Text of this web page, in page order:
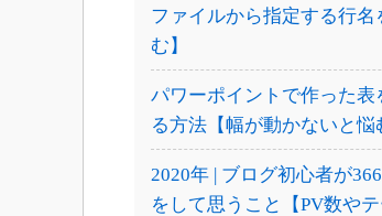
ファイルから指定する行名
む】
パワーポイントで作った表
る方法【幅が動かないと悩
2020年 | ブログ初心者が
をして思うこと【PV数や